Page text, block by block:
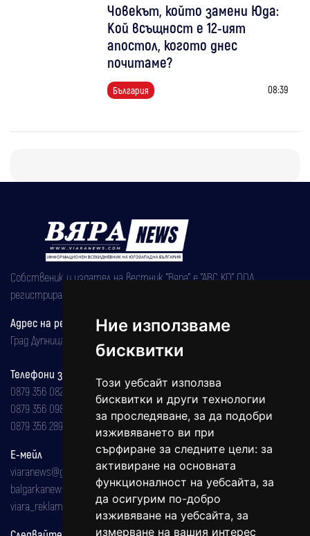
Ние използваме
бисквитки
Този уебсайт използва
бисквитки и други технологии
за проследяване, за да подобри
изживяването ви при
сърфиране за следните цели: за
активиране на основната
функционалност на уебсайта, за
да осигурим по-добро
изживяване на уебсайта, за
измерване на вашия интерес
Човекът, който замени Юда:
Кой всъщност е 12-ият
апостол, когото днес
почитаме?
България 08:39
Собственик и издател на вестник "Вяра" е "АВС КО" ООД,
регистрирана на 08.05.2002 година.
Адрес на редакцията
Град Дупница, ул.''Христо Ботев" 43
Телефони за реклама и абонаменти
0879 356 082
0879 356 098
0879 356 289
Е-мейл
viaranews@gmail.com
balgarkanews@gmail.com
viara_reklama@mail.bg